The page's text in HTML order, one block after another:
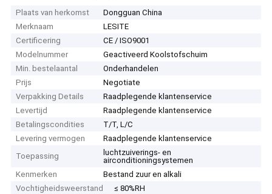
Plaats van herkomst
Dongguan China
Merknaam
LESITE
Certificering
CE / ISO9001
Modelnummer
Geactiveerd Koolstofschuim
Min. bestelaantal
Onderhandelen
Prijs
Negotiate
Verpakking Details
Raadplegende klantenservice
Levertijd
Raadplegende klantenservice
Betalingscondities
T/T, L/C
Levering vermogen
Raadplegende klantenservice
Toepassing
luchtzuiverings- en
airconditioningsystemen
Kenmerken
Bestand zuur en alkali
Vochtigheidsweerstand
≤ 80%RH